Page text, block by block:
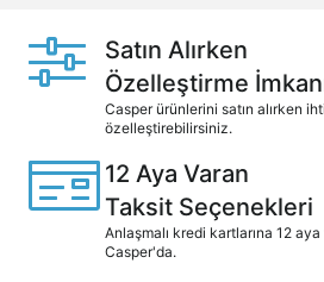
Satın Alırken
Özelleştirme
Casper ürünlerini satın alırken
özelleştirebilirsiniz.
12 Aya Varan
Taksit Seçenekleri
Anlaşmalı kredi kartlarına 12
Casper'da.